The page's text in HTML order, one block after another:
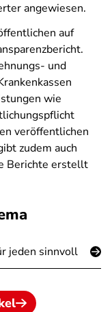
angewiesen.
auf
und
wie
veröffentlichen
zudem auch
Berichte erstellt
jeden sinnvoll